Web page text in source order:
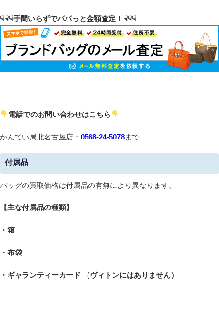
☟☟☟手間いらずでパパっと金額査定！☟☟☟
電話でのお問い合わせはこちら
かんてい局北名古屋店： 0568-24-5078まで
付属品
バッグの買取価格は付属品の有無により異なります。
【主な付属品の種類】
・箱
・布袋
・ギャランティーカード （ヴィトンにはありません）